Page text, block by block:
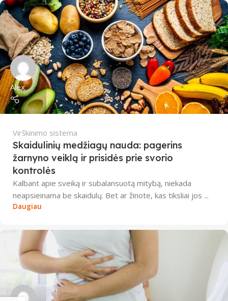
Alex
Virškinimo sistema
Skaidulinių medžiagų nauda: pagerins
žarnyno veiklą ir prisidės prie svorio
kontrolės
Kalbant apie sveiką ir subalansuotą mitybą, niekada
neapsieinama be skaidulų. Bet ar žinote, kas tiksliai jos ...
Daugiau